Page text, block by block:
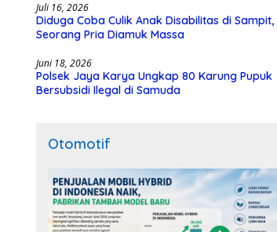
Juli 16, 2026
Diduga Coba Culik Anak Disabilitas di Sampit,
Seorang Pria Diamuk Massa
Juni 18, 2026
Polsek Jaya Karya Ungkap 80 Karung Pupuk
Bersubsidi Ilegal di Samuda
Otomotif